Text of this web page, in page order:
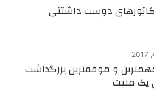
دوست داشتنی
و موفقترین بزرگداشت
یک ملیت